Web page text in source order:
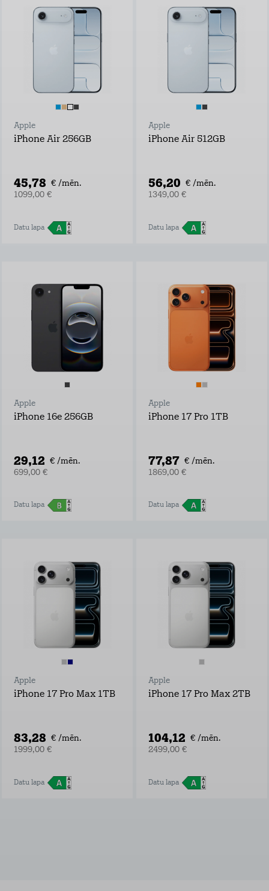
Apple
iPhone Air 256GB
45,78 € /mēn.
1099,00 €
Datu lapa
Apple
iPhone Air 512GB
56,20 € /mēn.
1349,00 €
Datu lapa
Apple
iPhone 16e 256GB
29,12 € /mēn.
699,00 €
Datu lapa
Apple
iPhone 17 Pro 1TB
77,87 € /mēn.
1869,00 €
Datu lapa
Apple
iPhone 17 Pro Max 1TB
83,28 € /mēn.
1999,00 €
Datu lapa
Apple
iPhone 17 Pro Max 2TB
104,12 € /mēn.
2499,00 €
Datu lapa